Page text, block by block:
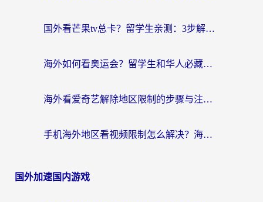
国外看芒果tv总卡？留学生亲测：3步解决地域限制+流畅追剧攻略
海外如何看奥运会？留学生和华人必藏的体育赛事观看终极指南
海外看爱奇艺解除地区限制的步骤与注意事项详解：留学生必看的无卡顿追剧指南
手机海外地区看视频限制怎么解决？海外党追剧看片的实用指南
国外加速国内游戏